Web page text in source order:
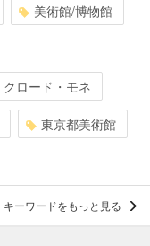
美術館/博物館
クロード・モネ
東京都美術館
キーワードをもっと見る